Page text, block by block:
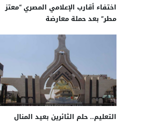
اختفاء أقارب الإعلامي المصري “معتز
مطر” بعد حملة معارضة
التعليم.. حلم الثائرين بعيد المنال